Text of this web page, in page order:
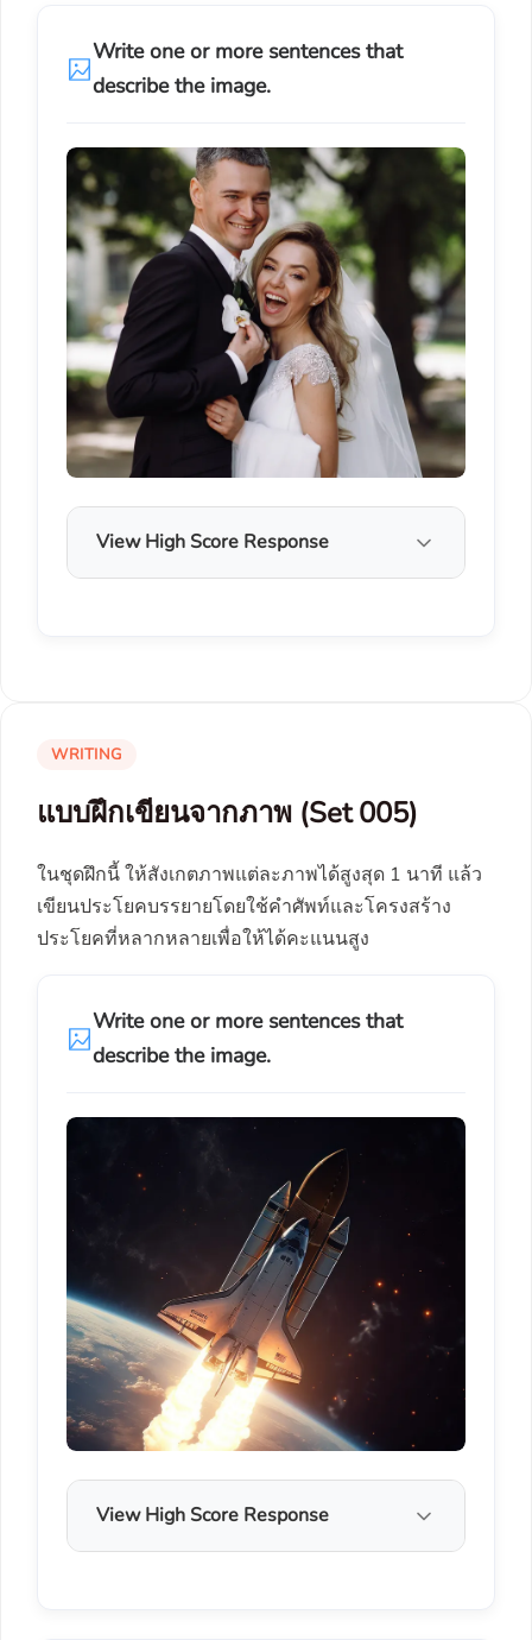
Write one or more sentences that
describe the image.
View High Score Response
WRITING
แบบฝึกเขียนจากภาพ (Set 005)
ในชุดฝึกนี้ ให้สังเกตภาพแต่ละภาพได้สูงสุด 1 นาที แล้ว
เขียนประโยคบรรยายโดยใช้คำศัพท์และโครงสร้าง
ประโยคที่หลากหลายเพื่อให้ได้คะแนนสูง
Write one or more sentences that
describe the image.
View High Score Response